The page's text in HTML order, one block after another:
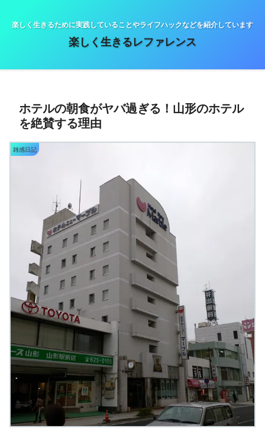
楽しく生きるために実践していることやライフハックなどを紹介しています
楽しく生きるレファレンス
ホテルの朝食がヤバ過ぎる！山形のホテル
を絶賛する理由
雑感日記